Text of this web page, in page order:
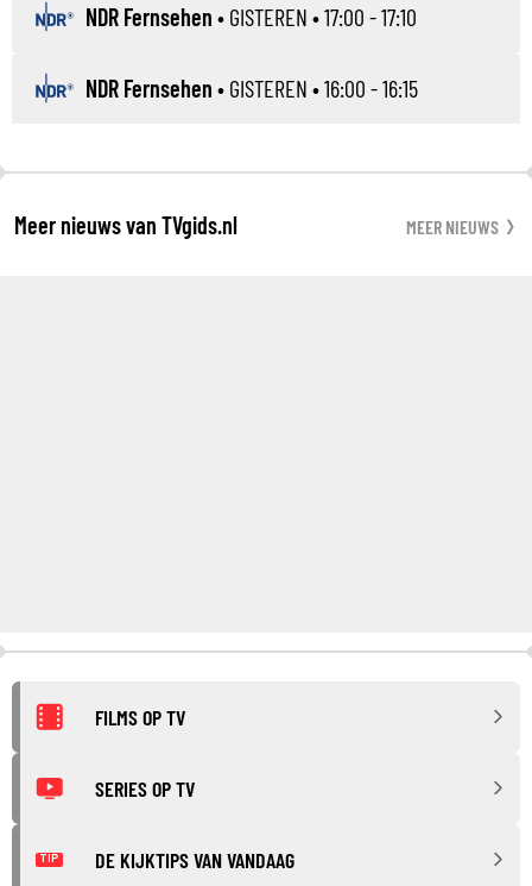
NDR Fernsehen • GISTEREN • 17:00 - 17:10
NDR Fernsehen • GISTEREN • 16:00 - 16:15
Meer nieuws van TVgids.nl MEER NIEUWS
FILMS OP TV
SERIES OP TV
TIP DE KIJKTIPS VAN VANDAAG